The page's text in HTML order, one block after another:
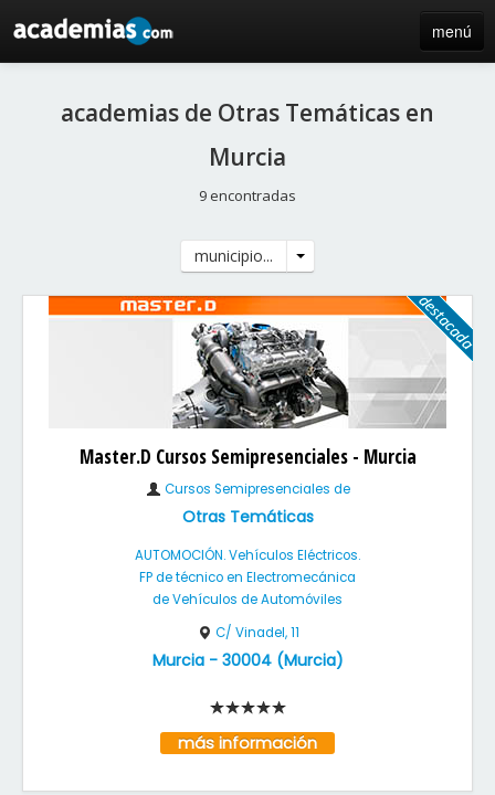
menú
blogacademias de Otras Temáticas en
Murcia
9 encontradas
municipio...
Master.D Cursos Semipresenciales - Murcia
Cursos Semipresenciales de
Otras Temáticas
AUTOMOCIÓN. Vehículos Eléctricos.
FP de técnico en Electromecánica
de Vehículos de Automóviles
C/ Vinadel, 11
Murcia- 30004(Murcia)
más información